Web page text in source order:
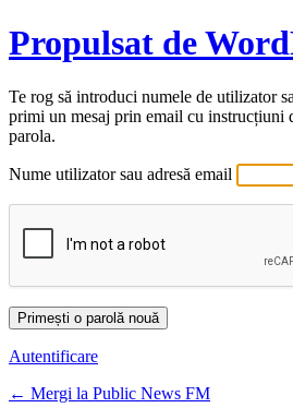
Propulsat de
Te rog să introduci numele de utilizator
primi un mesaj prin email cu instrucțiuni
parola.
Nume utilizator sau adresă email
Autentificare
← Mergi la Public News FM